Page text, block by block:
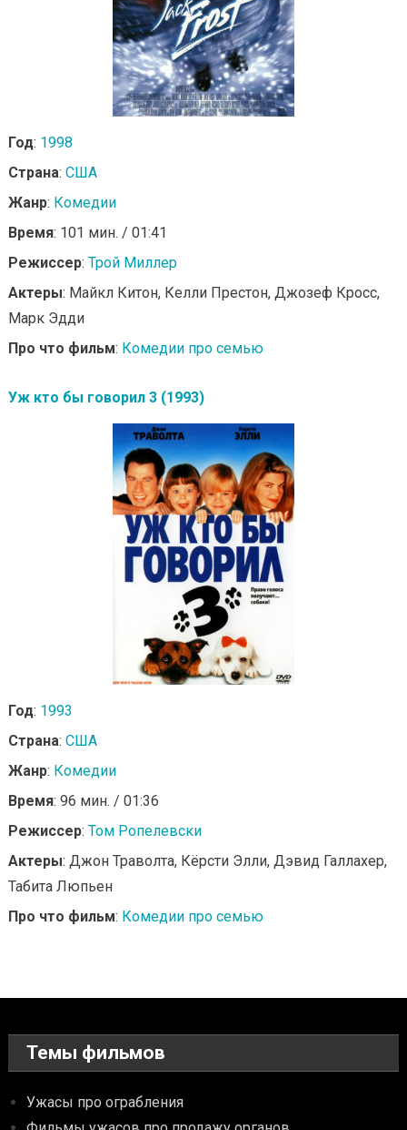
Год: 1998
Страна: США
Жанр: Комедии
Время: 101 мин. / 01:41
Режиссер: Трой Миллер
Актеры: Майкл Китон, Келли Престон, Джозеф Кросс,
Марк Эдди
Про что фильм: Комедии про семью
Уж кто бы говорил 3 (1993)
Год: 1993
Страна: США
Жанр: Комедии
Время: 96 мин. / 01:36
Режиссер: Том Ропелевски
Актеры: Джон Траволта, Кёрсти Элли, Дэвид Галлахер,
Табита Люпьен
Про что фильм: Комедии про семью
Темы фильмов
Ужасы про ограбления